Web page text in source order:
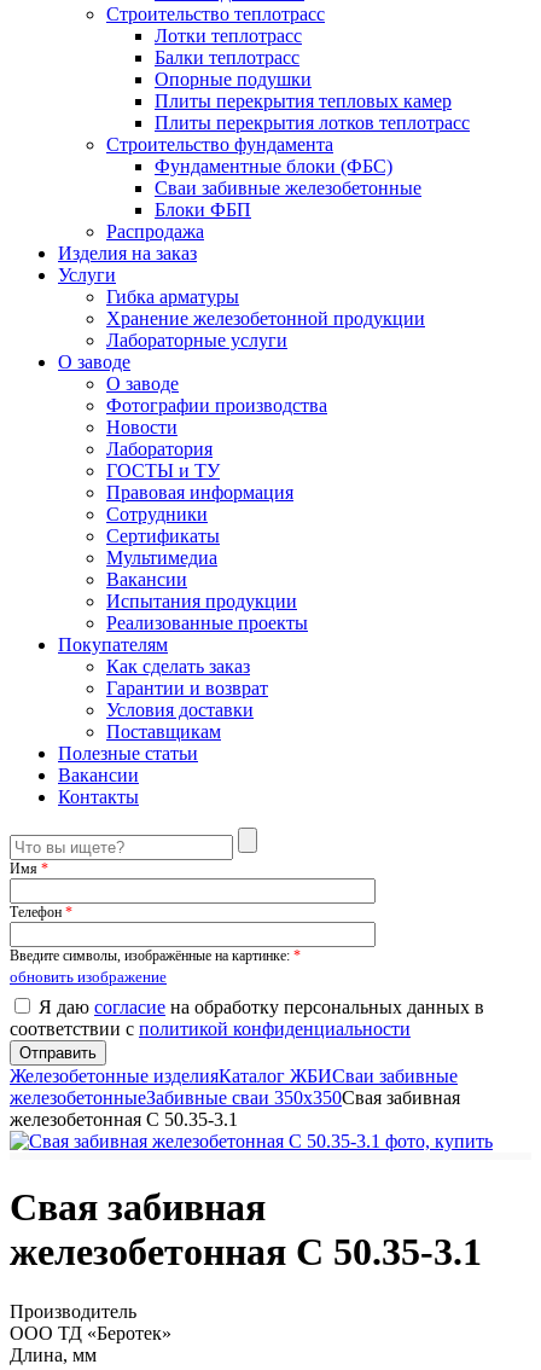
Строительство теплотрасс
Лотки теплотрасс
Балки теплотрасс
Опорные подушки
Плиты перекрытия тепловых камер
Плиты перекрытия лотков теплотрасс
Строительство фундамента
Фундаментные блоки (ФБС)
Сваи забивные железобетонные
Блоки ФБП
Распродажа
Изделия на заказ
Услуги
Гибка арматуры
Хранение железобетонной продукции
Лабораторные услуги
О заводе
О заводе
Фотографии производства
Новости
Лаборатория
ГОСТЫ и ТУ
Правовая информация
Сотрудники
Сертификаты
Мультимедиа
Вакансии
Испытания продукции
Реализованные проекты
Покупателям
Как сделать заказ
Гарантии и возврат
Условия доставки
Поставщикам
Полезные статьи
Вакансии
Контакты
Имя *
Телефон *
Введите символы, изображённые на картинке: *
обновить изображение
Я даю согласие на обработку персональных данных в
соответствии с политикой конфиденциальности
Железобетонные изделияКаталог ЖБИСваи забивные
железобетонныеЗабивные сваи 350х350Свая забивная
железобетонная С 50.35-3.1
Свая забивная
железобетонная С 50.35-3.1
Производитель
ООО ТД «Беротек»
Длина, мм